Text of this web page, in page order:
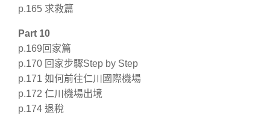
p.165 求救篇
Part 10
p.169回家篇
p.170 回家步驟Step by Step
p.171 如何前往仁川國際機場
p.172 仁川機場出境
p.174 退稅